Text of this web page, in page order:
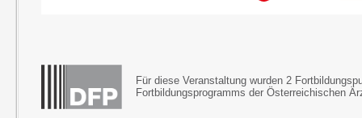
Für diese Veranstaltung wurden 2
Fortbildungsprogramms der Österreichischen